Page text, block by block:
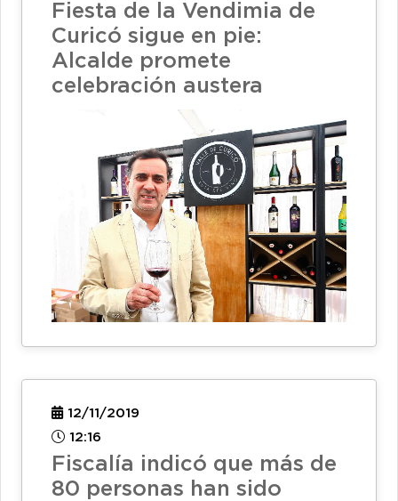
Fiesta de la Vendimia de
Curicó sigue en pie:
Alcalde promete
celebración austera
12/11/2019
12:16
Fiscalía indicó que más de
80 personas han sido